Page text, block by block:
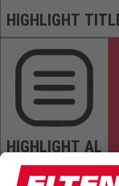
HIGHLIGHT
HIGHLIGHT AL